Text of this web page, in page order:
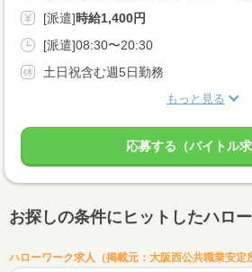
[派遣]時給1,400円
[派遣]08:30〜20:30
土日祝含む週5日勤務
もっと見る
応募する（バイトル求
お探しの条件にヒットしたハロ
ハローワーク求人（掲載元：大阪西公共職業安定